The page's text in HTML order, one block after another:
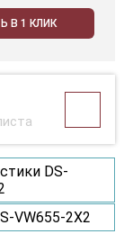
В 1 КЛИК
DS-
VW655-2X2